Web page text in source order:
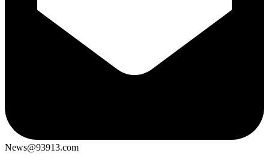
News@93913.com